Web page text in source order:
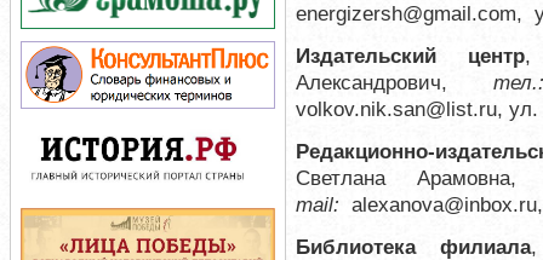
energizersh@gmail.com,
Издательский центр,
Александрович,
volkov.nik.san@list.ru, ул.
Редакционно-
Светлана
mail: alexanova@inbox.ru
Библиотека филиала,